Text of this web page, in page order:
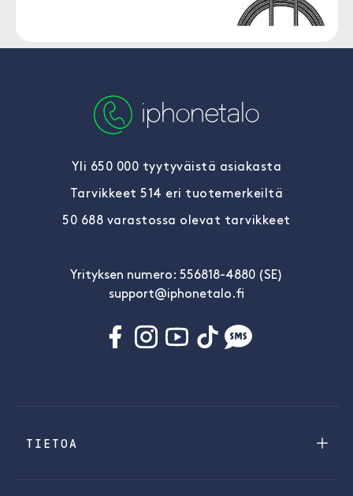
Yli 650 000 tyytyväistä asiakasta
Tarvikkeet 514 eri tuotemerkeiltä
50 688 varastossa olevat tarvikkeet
Yrityksen numero: 556818-4880 (SE)
support@iphonetalo.fi
TIETOA